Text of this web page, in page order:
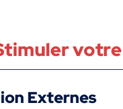
Externes